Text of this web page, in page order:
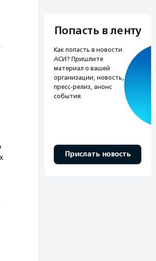
Попасть в ленту
Как попасть в новости
АСИ? Пришлите
материал о вашей
организации, новость,
пресс-релиз, анонс
события.
Прислать новость